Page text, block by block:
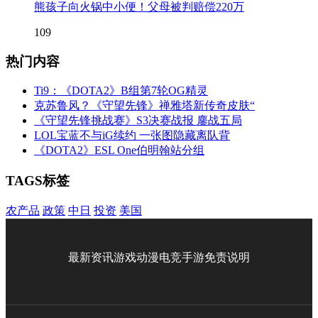
熊孩子向火锅中小便！父母被判赔偿220万
109
热门内容
Ti9：《DOTA2》B组第7轮OG精灵
克苏鲁风？《守望先锋》禅雅塔新传奇皮肤“
《守望先锋挑战赛》S3决赛战报 鏖战五局
LOL宝蓝不与iG续约 一张图隐藏离队背
《DOTA2》ESL One伯明翰站分组
TAGS标签
农产品 政策 中日 投资 美国
最新资讯游戏动漫电竞手游免责说明